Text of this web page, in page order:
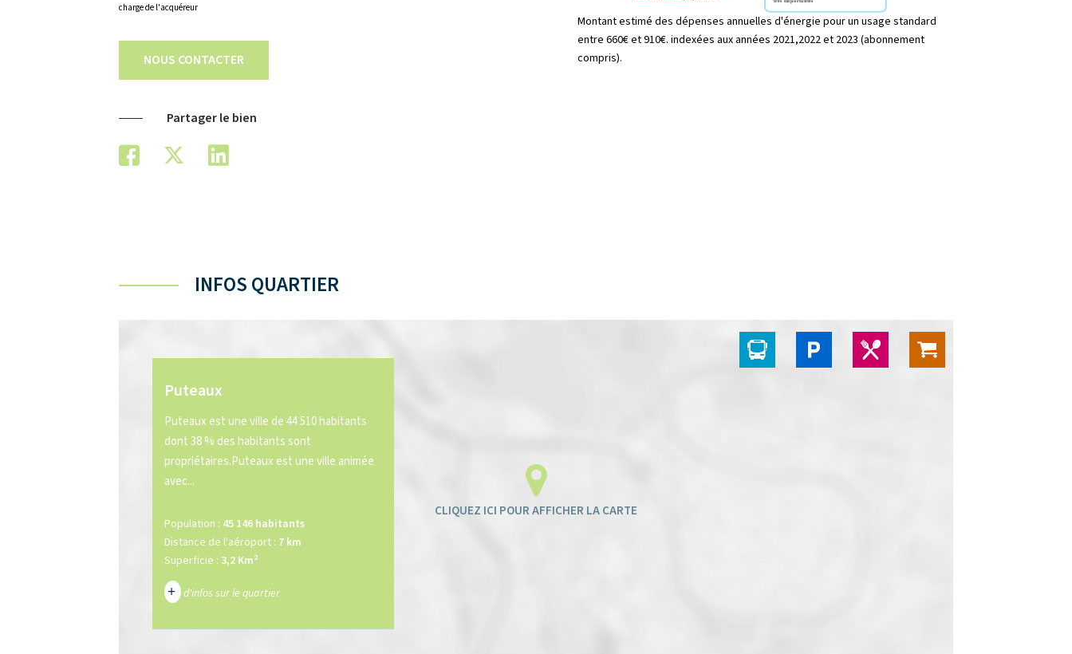
charge de l'acquéreur
NOUS CONTACTER
Partager le bien
Montant estimé des dépenses annuelles d'énergie pour un usage standard
entre 660€ et 910€. indexées aux années 2021,2022 et 2023 (abonnement
compris).
INFOS QUARTIER
Puteaux
Puteaux est une ville de 44 510 habitants
dont 38 % des habitants sont
propriétaires.Puteaux est une ville animée
avec...
Population : 45 146 habitants
Distance de l'aéroport : 7 km
Superficie : 3,2 Km²
+ d'infos sur le quartier